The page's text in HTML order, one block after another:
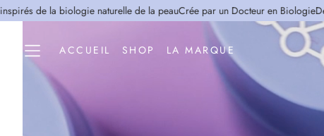
naturelle de la peauCrée par un Docteur en BiologieDes actifs
ACCUEIL SHOP LA MARQUE